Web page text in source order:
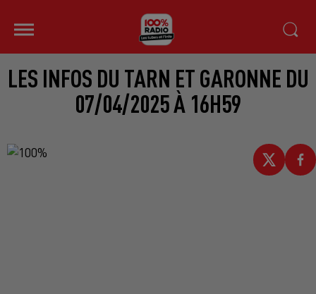
LES INFOS DU TARN ET GARONNE DU
07/04/2025 À 16H59